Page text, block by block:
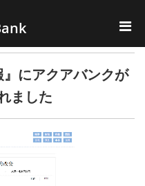
にアクアバンクが
ました